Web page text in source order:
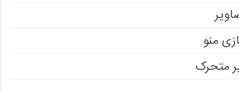
منو
متحرک